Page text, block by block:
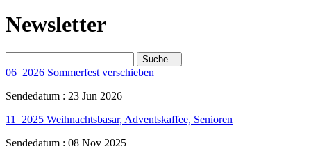
Newsletter
Suche...
06_2026 Sommerfest verschieben
Sendedatum : 23 Jun 2026
11_2025 Weihnachtsbasar, Adventskaffee, Senioren
Sendedatum : 08 Nov 2025